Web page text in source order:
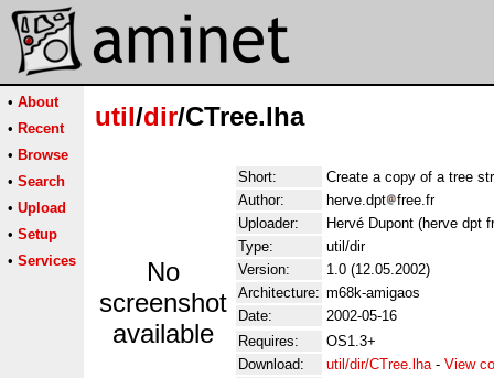
• About
• Recent
• Browse
• Search
• Upload
• Setup
• Services
util/dir/CTree.lha
No
screenshot
available
Short:
Create a copy of a tree
Author:
herve.dpt
free.fr
Uploader:
Hervé Dupont (herve dpt
Type:
util/dir
Version:
1.0 (12.05.2002)
Architecture: m68k-amigaos
Date:
2002-05-16
Requires:
OS1.3+
Download:
util/dir/CTree.lha- View